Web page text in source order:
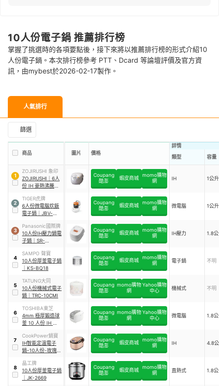
10人份電子鍋 推薦排行榜
掌握了挑選時的各項要點後，接下來將以推薦排行榜的形式介紹10
人份電子鍋。本次排行榜參考 PTT、Dcard 等論壇評價及官方資
訊，由mybest於2026-02-17製作。
人氣排行
篩選
商品 圖片 價格
詳情
類型
容量
1
ZOJIRUSHI 象印
ZOJIRUSHI
6人
份 IH 豪熱沸騰微
VCF10
Coupang
酷澎
蝦皮商城 momo購物
網
IH 1公升
2
TIGER虎牌
6人份微電腦炊飯
電子鍋
JBV-
Coupang
酷澎
蝦皮商城 momo購物
網
微電腦 1公升
3
Panasonic國際牌
10人份IH壓力鍋電
子鍋
SR-
Coupang
酷澎
蝦皮商城 momo購物
網
IH壓力 1.8
4
SAMPO 聲寶
10人份厚釜電子鍋
KS-BQ18
Coupang
酷澎
蝦皮商城 momo購物
網
電子鍋 不明
5
TATUNG大同
10人份機械式電子
鍋
TRC-10CMI
Coupang
酷澎
momo購物
網
Yahoo購物
中心
機械式 不明
6
TOSHIBA東芝
4mm 極厚鍛造球
釜 10 人份 IH 電子
18NMFTW
Coupang
酷澎
momo購物
網
Yahoo購物
中心
微電腦 1.8
7
CookPower鍋寶
IH智能定溫電子
鍋-10人份-玫瑰金
Coupang
酷澎
蝦皮商城 momo購物
網
IH 4.8
8
晶工牌
10人份厚釜電子鍋
JK-2669
Coupang
酷澎
蝦皮商城 momo購物
網
直熱式 1.8